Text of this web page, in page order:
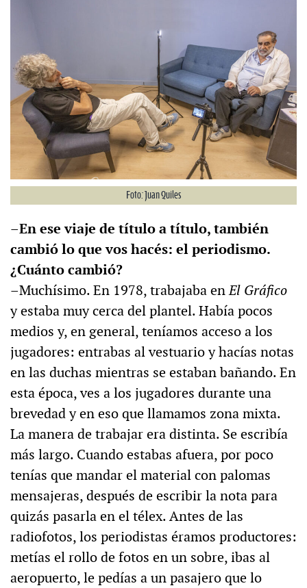
Foto: Juan Quiles
–En ese viaje de título a título, también
cambió lo que vos hacés: el periodismo.
¿Cuánto cambió?
–Muchísimo. En 1978, trabajaba enEl Gráfico
y estaba muy cerca del plantel. Había pocos
medios y, en general, teníamos acceso a los
jugadores: entrabas al vestuario y hacías notas
en las duchas mientras se estaban bañando. En
esta época, ves a los jugadores durante una
brevedad y en eso que llamamos zona mixta.
La manera de trabajar era distinta. Se escribía
más largo. Cuando estabas afuera, por poco
tenías que mandar el material con palomas
mensajeras, después de escribir la nota para
quizás pasarla en el télex. Antes de las
radiofotos, los periodistas éramos productores:
metías el rollo de fotos en un sobre, ibas al
aeropuerto, le pedías a un pasajero que lo